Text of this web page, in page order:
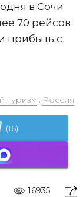
в Сочи
70 рейсов
прибыть с
туризм , Россия
(16)
16935